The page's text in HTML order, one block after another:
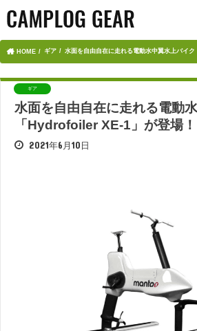
HOME ギア 水面を自由自在に走れる電動水中翼水上バイ
ギア
水面を自由自在に走れる電動
「Hydrofoiler XE-1」が登場！
2021年6月10日